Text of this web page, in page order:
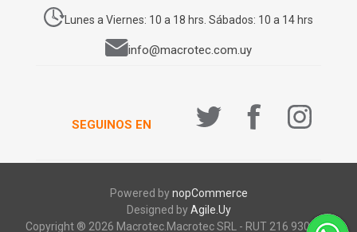
Lunes a Viernes: 10 a 18 hrs. Sábados: 10 a 14 hrs
info@macrotec.com.uy
SEGUINOS EN
Powered bynopCommerce
Designed byAgile.Uy
Copyright ® 2026 Macrotec.Macrotec SRL - RUT 216 930 920